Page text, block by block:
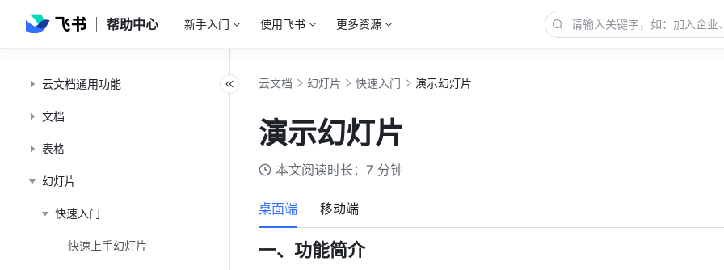
帮助中心 新手入门 使用飞书 更多资源
云文档通用功能
文档
表格
幻灯片
快速入门
快速上手幻灯片
云文档 幻灯片 快速入门 演示幻灯片
演示幻灯片
本文阅读时长：7 分钟
桌面端 移动端
一、功能简介